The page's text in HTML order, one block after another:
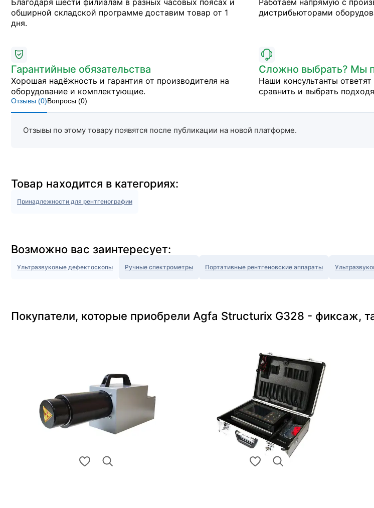
обширной складской программе доставим товар от 1
дня.
дистрибьюторами
Гарантийные обязательства
Хорошая надёжность и гарантия от производителя на
оборудование и комплектующие.
Сложно выбрать? Мы
Наши консультанты
сравнить и выбрать
Отзывы (0)Вопросы (0)
Отзывы по этому товару появятся после публикации на новой платформе.
Товар находится в категориях:
Принадлежности для рентгенографии
Возможно вас заинтересует:
Ультразвуковые дефектоскопы Ручные спектрометры Портативные рентгеновские аппараты
Покупатели, которые приобрели Agfa Structurix G328 - фиксаж,